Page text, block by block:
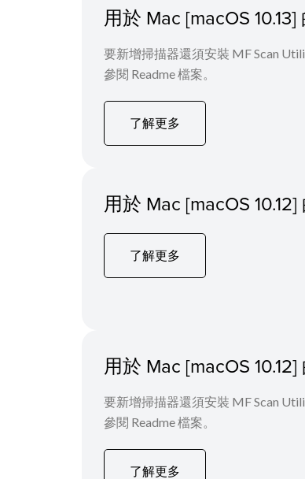
用於 Mac [macOS
要新增掃描器還須安裝 MF Scan
參閱 Readme 檔案。
了解更多
用於 Mac [macOS
了解更多
用於 Mac [macOS
要新增掃描器還須安裝 MF Scan
參閱 Readme 檔案。
了解更多